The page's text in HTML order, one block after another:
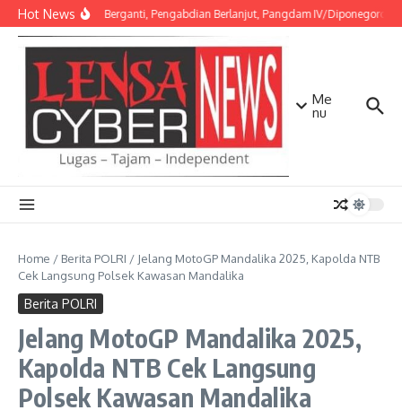
Lewati ke konten
Hot NewsAmanah Berganti, Pengabdian Berlanjut, Pangdam IV/Diponegoro
Me
nu
Home / Berita POLRI / Jelang MotoGP Mandalika 2025, Kapolda NTB
Cek Langsung Polsek Kawasan Mandalika
Berita POLRI
Jelang MotoGP Mandalika 2025,
Kapolda NTB Cek Langsung
Polsek Kawasan Mandalika